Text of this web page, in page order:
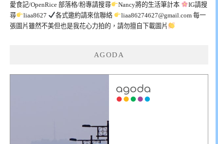
愛食記/OpenRice 部落格/粉專請搜尋
Nancy將的生活筆計本
IG請搜
尋
liaa8627 各式邀約請來信聯絡 liaa86274627@gmail.com每一
張圖片雖然不美但也是我花心力拍的，請勿擅自下載圖片
AGODA